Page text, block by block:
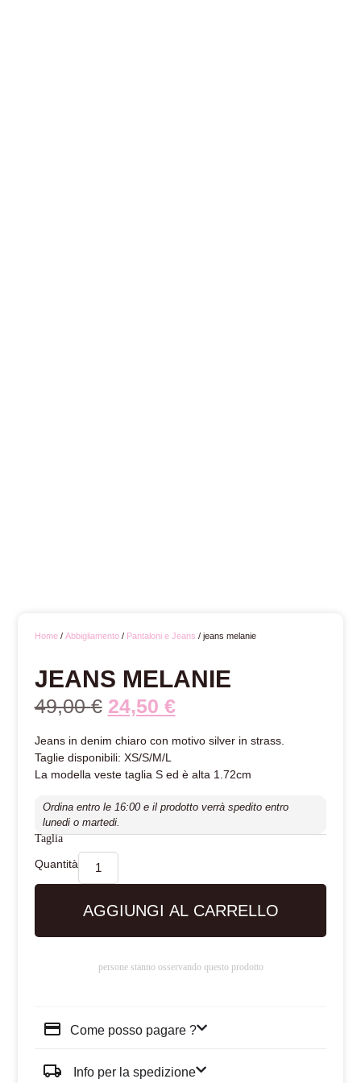
Home/ Abbigliamento/ Pantaloni e Jeans / jeans melanie
JEANS MELANIE
49,00€ 24,50 €
Jeans in denim chiaro con motivo silver in strass.
Taglie disponibili: XS/S/M/L
La modella veste taglia S ed è alta 1.72cm
Ordina entro le 16:00 e il prodotto verrà spedito entro
lunedi o martedi.
Taglia
AGGIUNGI AL CARRELLO
persone stanno osservando questo prodotto
Come posso pagare ?
Info per la spedizione